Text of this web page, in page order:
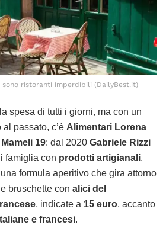
sono ristoranti imperdibili (DailyBest.it)
spesa di tutti i giorni, ma con un
passato, c’è Alimentari Lorena
19: dal 2020 Gabriele Rizzi
famiglia con prodotti artigianali,
formula aperitivo che gira attorno
bruschette con alici del
, indicate a 15 euro, accanto
e francesi.